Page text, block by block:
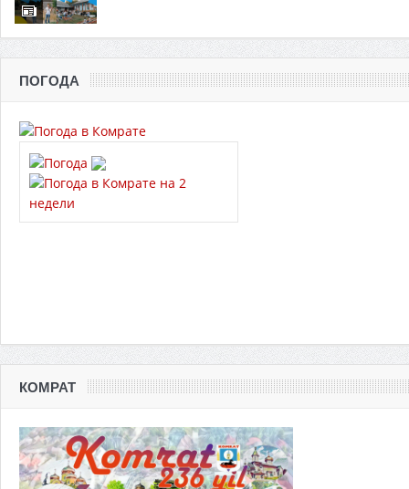
ПОГОДА
КОМРАТ